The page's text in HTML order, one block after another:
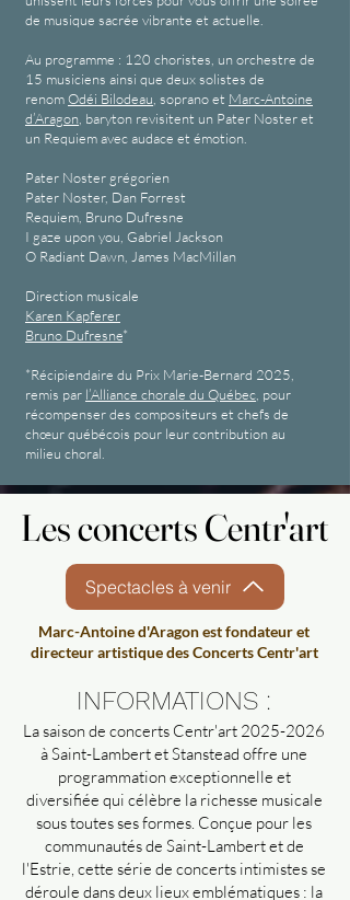
de musique sacrée vibrante et actuelle.
Au programme : 120 choristes, un orchestre de
15 musiciens ainsi que deux solistes de
renomOdéi Bilodeau , soprano et Marc-Antoine
d’Aragon , baryton revisitent un Pater Noster et
un Requiem avec audace et émotion.
Pater Noster grégorien
Pater Noster, Dan Forrest
Requiem, Bruno Dufresne
I gaze upon you, Gabriel Jackson
O Radiant Dawn, James MacMillan
Direction musicale
Karen Kapferer
Bruno Dufresne*
*Récipiendaire du Prix Marie-Bernard 2025,
remis par l’Alliance chorale du Québec , pour
récompenser des compositeurs et chefs de
chœur québécois pour leur contribution au
milieu choral.
Les concerts Centr'art
Les concerts Centr'art
Spectacles à venir
Marc-Antoine d'Aragon est fondateur et
directeur artistique des Concerts Centr'art
INFORMATIONS :
La saison de concerts Centr'art 2025-2026
à Saint-Lambert et Stanstead offre une
programmation exceptionnelle et
diversifiée qui célèbre la richesse musicale
sous toutes ses formes. Conçue pour les
communautés de Saint-Lambert et de
l'Estrie, cette série de concerts intimistes se
déroule dans deux lieux emblématiques : la